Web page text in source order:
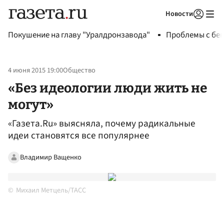
Новости
Покушение на главу "Уралдронзавода" Проблемы с
4 июня 2015 19:00Общество
«Без идеологии люди жить не
могут»
«Газета.Ru» выясняла, почему радикальные
идеи становятся все популярнее
Владимир Ващенко
Михаил Метцель/ТАСС